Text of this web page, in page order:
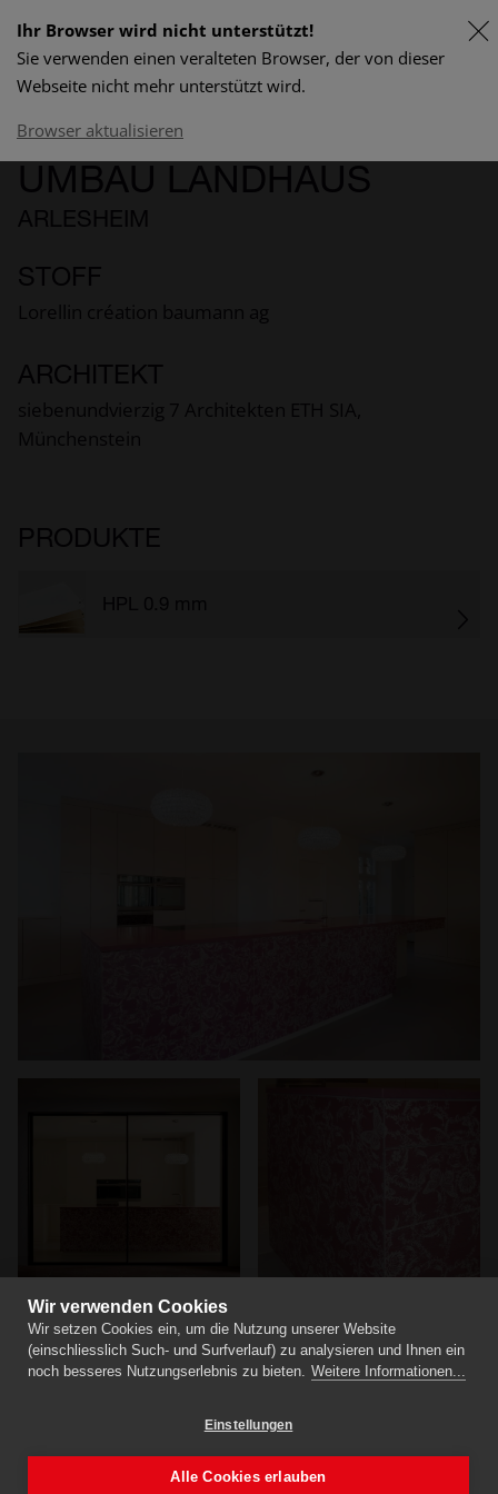
Wir verwenden Cookies
Wir setzen Cookies ein, um die Nutzung unserer Website
(einschliesslich Such- und Surfverlauf) zu analysieren und Ihnen ein
noch besseres Nutzungserlebnis zu bieten. Weitere Informationen...
Einstellungen
Alle Cookies erlauben
FR
UMBAU LANDHAUS
ARLESHEIM
STOFF
Lorellin création baumann ag
ARCHITEKT
siebenundvierzig 7 Architekten ETH SIA,
Münchenstein
PRODUKTE
Ihr Browser wird nicht unterstützt!
Sie verwenden einen veralteten Browser, der von dieser
Webseite nicht mehr unterstützt wird.
Browser aktualisieren